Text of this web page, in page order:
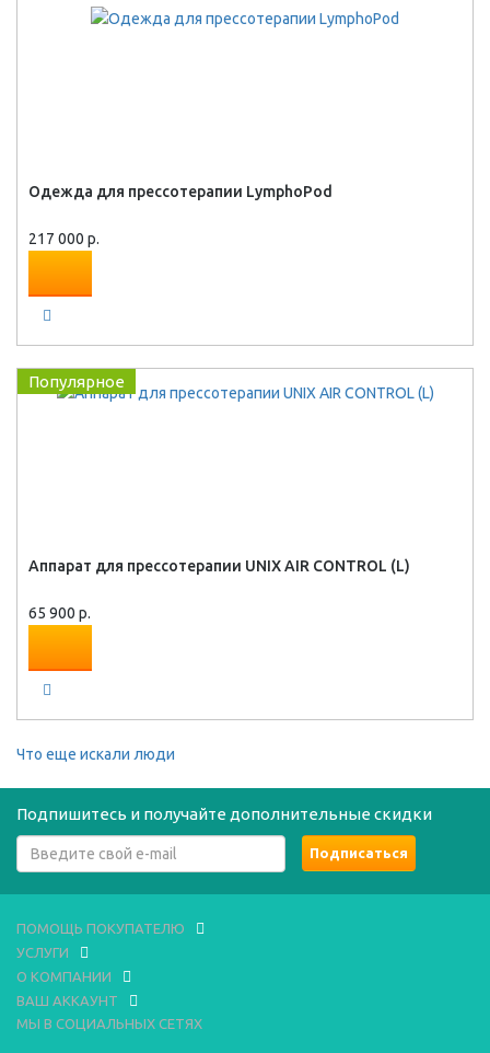
Одежда для прессотерапии LymphoPod
217 000 р.
Популярное
Аппарат для прессотерапии UNIX AIR CONTROL (L)
65 900 р.
Что еще искали люди
Подпишитесь и получайте дополнительные скидки
ПОМОЩЬ ПОКУПАТЕЛЮ
УСЛУГИ
О КОМПАНИИ
ВАШ АККАУНТ
МЫ В СОЦИАЛЬНЫХ СЕТЯХ